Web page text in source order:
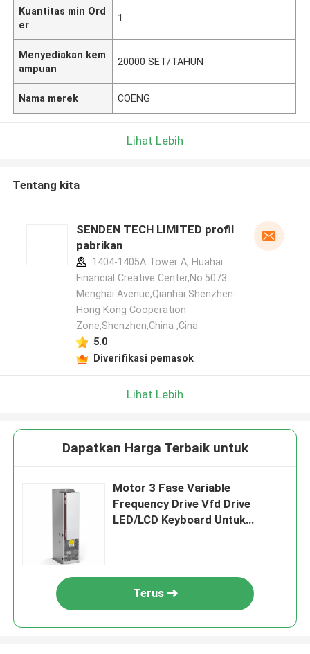
Kuantitas min Ord
er
1
Menyediakan kem
ampuan
20000 SET/TAHUN
Nama merek COENG
Lihat Lebih
Tentang kita
SENDEN TECH LIMITED profil
pabrikan
1404-1405A Tower A, Huahai
Financial Creative Center,No.5073
Menghai Avenue,Qianhai Shenzhen-
Hong Kong Cooperation
Zone,Shenzhen,China ,Cina
5.0
Diverifikasi pemasok
Lihat Lebih
Dapatkan Harga Terbaik untuk
Motor 3 Fase Variable
Frequency Drive Vfd Drive
LED/LCD Keyboard Untuk
Terus